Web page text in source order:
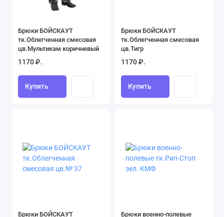
Брюки БОЙСКАУТ
тк.Облегченная смесовая
цв.Мультикам коричневый
1170 ₽.
Купить
Брюки БОЙСКАУТ
тк.Облегченная смесовая
цв.Тигр
1170 ₽.
Купить
Брюки БОЙСКАУТ
Брюки военно-полевые